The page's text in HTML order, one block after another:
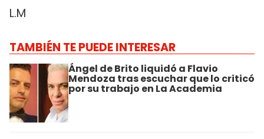
L.M
TAMBIÉN TE PUEDE INTERESAR
Ángel de Brito liquidó a Flavio
Mendoza tras escuchar que lo criticó
por su trabajo en La Academia